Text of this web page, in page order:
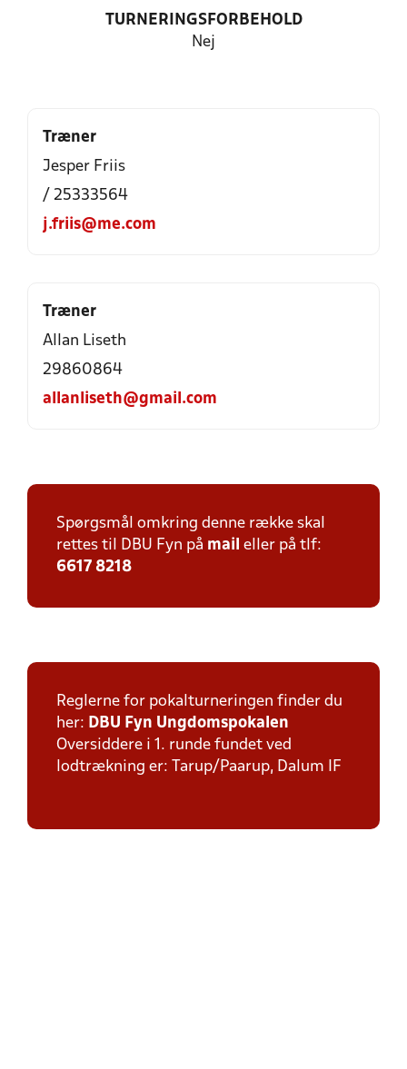
TURNERINGSFORBEHOLD
Nej
Træner
Jesper Friis
/ 25333564
j.friis@me.com
Træner
Allan Liseth
29860864
allanliseth@gmail.com
Spørgsmål omkring denne række skal
rettes til DBU Fyn på mail eller på tlf:
6617 8218
Reglerne for pokalturneringen finder du
her: DBU Fyn Ungdomspokalen
Oversiddere i 1. runde fundet ved
lodtrækning er: Tarup/Paarup, Dalum IF